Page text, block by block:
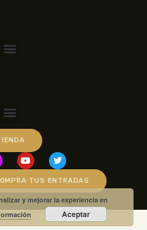
TUS ENTRADAS
y mejorar la experiencia en
Aceptar